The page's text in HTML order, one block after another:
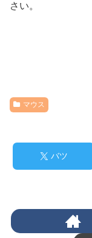
さい。
マウス
バツ